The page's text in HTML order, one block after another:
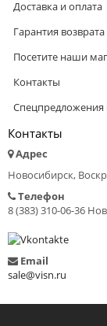
Доставка и оплата
Гарантия возврата
Посетите наши
Контакты
Спецпредложения
Контакты
Адрес
Новосибирск,
Телефон
8 (383) 310-06-36
Email
sale@visn.ru